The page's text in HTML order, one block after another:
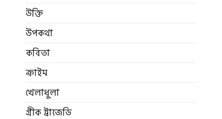
উক্তি
উপকথা
কবিতা
ক্রাইম
খেলাধুলা
গ্রীক ট্রাজেডি